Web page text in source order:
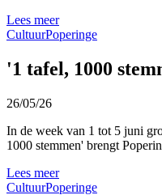
Lees meer
CultuurPoperinge
'1 tafel, 1000
26/05/26
In de week van 1 tot 5 juni
1000 stemmen' brengt
Lees meer
CultuurPoperinge